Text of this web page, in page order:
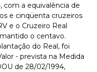
com a equivalência de
e cinqüenta cruzeiros
e o Cruzeiro Real
o centavo.
do Real, foi
- prevista na Medida
de 28/02/1994,